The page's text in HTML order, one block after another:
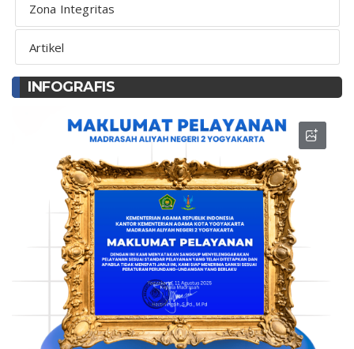
Zona Integritas
Artikel
INFOGRAFIS